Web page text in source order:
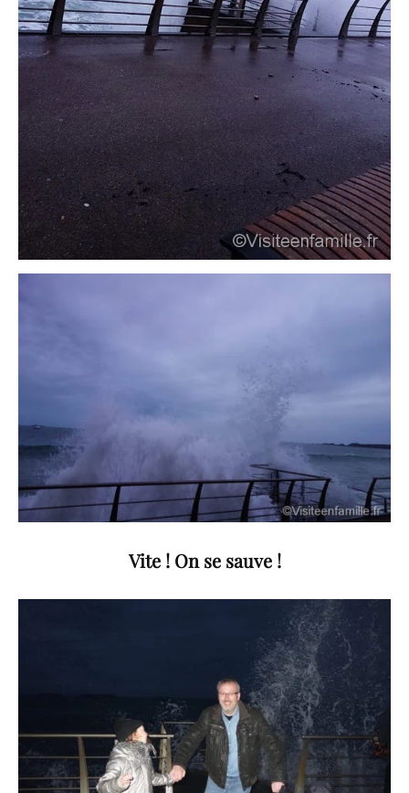
Vite ! On se sauve !